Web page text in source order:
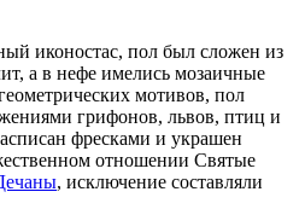
иконостас, пол был сложен из
а в нефе имелись мозаичные
мотивов, пол
грифонов, львов, птиц и
фресками и украшен
отношении Святые
, исключение составляли